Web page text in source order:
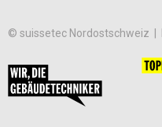
© suissetec Nordostschweiz |